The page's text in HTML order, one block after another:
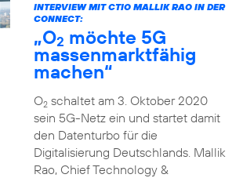
INTERVIEW MIT CTIO MALLIK RAO IN DER
CONNECT:
„O2 möchte 5G
massenmarktfähig
machen“
O2schaltet am 3. Oktober 2020
sein 5G-Netz ein und startet damit
den Datenturbo für die
Digitalisierung Deutschlands. Mallik
Rao, Chief Technology &